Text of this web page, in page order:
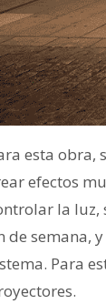
esta obra,
efectos
la luz,
de semana,
Para